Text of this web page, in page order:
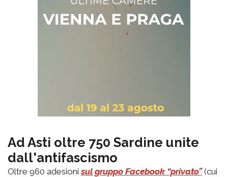
Ad Asti oltre 750 Sardine unite
dall'antifascismo
Oltre 960 adesionisul gruppo Facebook “privato”(cui